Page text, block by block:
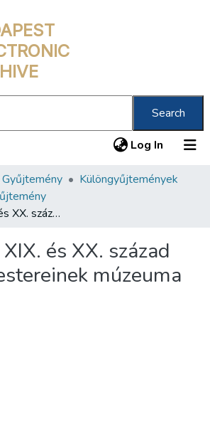
Search
Log In (current)
Különgyűjtemények
Megnyílt a XIX. és XX. század külföldi mestereinek múzeuma
és XX. század
múzeuma